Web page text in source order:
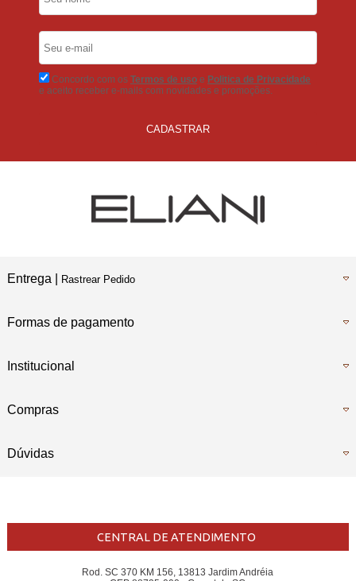
Concordo com os Termos de usoe Politica de Privacidade
e aceito receber e-mails com novidades e promoções.
CADASTRAR
Entrega | Rastrear Pedido
Formas de pagamento
Institucional
Compras
Dúvidas
CENTRAL DE ATENDIMENTO
Rod. SC 370 KM 156, 13813 Jardim Andréia